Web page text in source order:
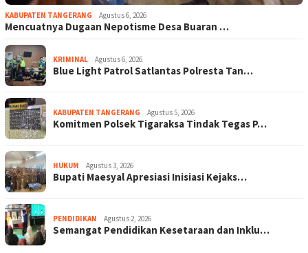
KABUPATEN TANGERANG Agustus 6, 2026
Mencuatnya Dugaan Nepotisme Desa Buaran …
KRIMINAL Agustus 6, 2026
Blue Light Patrol Satlantas Polresta Tan…
KABUPATEN TANGERANG Agustus 5, 2026
Komitmen Polsek Tigaraksa Tindak Tegas P…
HUKUM Agustus 3, 2026
Bupati Maesyal Apresiasi Inisiasi Kejaks…
PENDIDIKAN Agustus 2, 2026
Semangat Pendidikan Kesetaraan dan Inklu…